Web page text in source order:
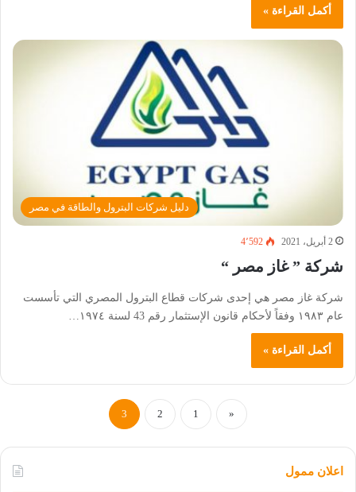
أكمل القراءة »
دليل شركات البترول والطاقة في مصر
2 أبريل، 2021 4٬592
شركة ” غاز مصر “
شركة غاز مصر هي إحدى شركات قطاع البترول المصري التي تأسست
عام ١٩٨٣ وفقاً لأحكام قانون الإستثمار رقم 43 لسنة ١٩٧٤…
أكمل القراءة »
«
1
2
3
اعلان ممول